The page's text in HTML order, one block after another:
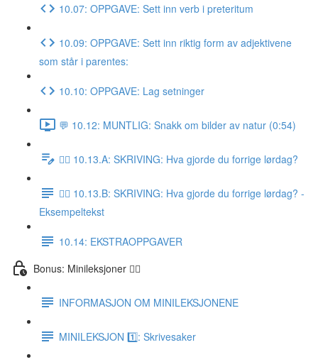
10.07: OPPGAVE: Sett inn verb i preteritum
10.09: OPPGAVE: Sett inn riktig form av adjektivene
som står i parentes:
10.10: OPPGAVE: Lag setninger
💬 10.12: MUNTLIG: Snakk om bilder av natur (0:54)
✍🏼 10.13.A: SKRIVING: Hva gjorde du forrige lørdag?
✍🏼 10.13.B: SKRIVING: Hva gjorde du forrige lørdag? -
Eksempeltekst
10.14: EKSTRAOPPGAVER
Bonus: Minileksjoner 👌🏻
INFORMASJON OM MINILEKSJONENE
MINILEKSJON 1️⃣: Skrivesaker